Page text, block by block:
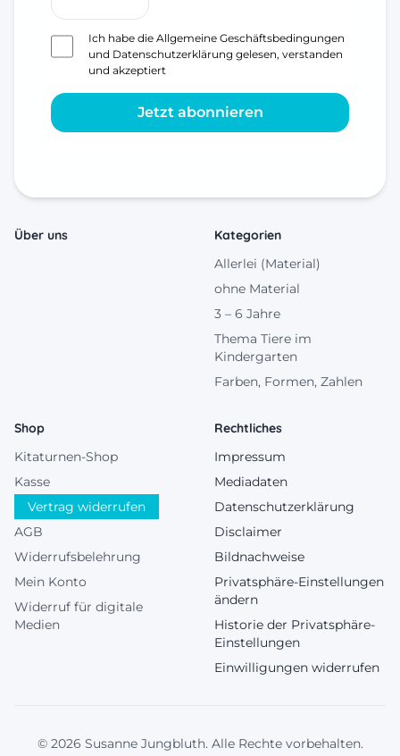
Ich habe die Allgemeine Geschäftsbedingungen
und Datenschutzerklärung gelesen, verstanden
und akzeptiert
Jetzt abonnieren
Über uns
Kategorien
Allerlei (Material)
ohne Material
3 – 6 Jahre
Thema Tiere im
Kindergarten
Farben, Formen, Zahlen
Shop
Kitaturnen-Shop
Kasse
Vertrag widerrufen
AGB
Widerrufsbelehrung
Mein Konto
Widerruf für digitale
Medien
Rechtliches
Impressum
Mediadaten
Datenschutzerklärung
Disclaimer
Bildnachweise
Privatsphäre-Einstellungen
ändern
Historie der Privatsphäre-
Einstellungen
Einwilligungen widerrufen
© 2026 Susanne Jungbluth. Alle Rechte vorbehalten.